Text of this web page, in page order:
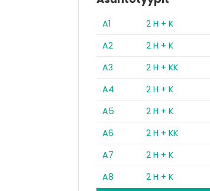
A1 2 H + K
A2
2 H + K
A3
2 H + KK
A4
2 H + K
A5
2 H + K
A6
2 H + KK
A7
2 H + K
A8
2 H + K